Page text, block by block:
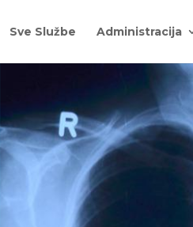
Sve Službe Administracija